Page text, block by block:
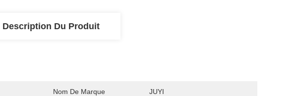
Description Du Produit
Nom De Marque JUYI